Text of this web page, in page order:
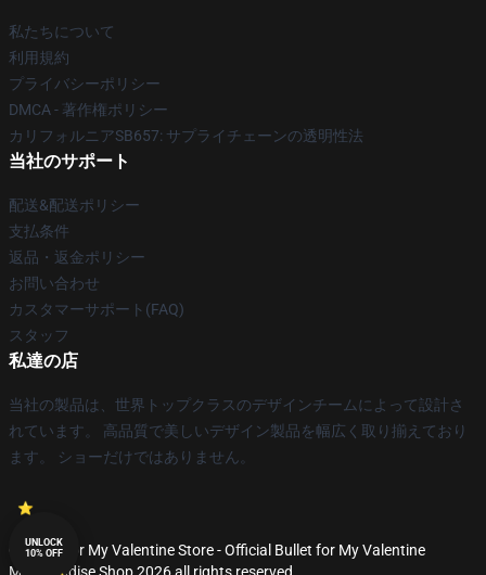
私たちについて
利用規約
プライバシーポリシー
DMCA - 著作権ポリシー
カリフォルニアSB657: サプライチェーンの透明性法
当社のサポート
配送&配送ポリシー
支払条件
返品・返金ポリシー
お問い合わせ
カスタマーサポート(FAQ)
スタッフ
私達の店
当社の製品は、世界トップクラスのデザインチームによって設計さ
れています。 高品質で美しいデザイン製品を幅広く取り揃えており
ます。 ショーだけではありません。
© Bullet for My Valentine Store - Official Bullet for My Valentine
UNLOCK
10% OFF